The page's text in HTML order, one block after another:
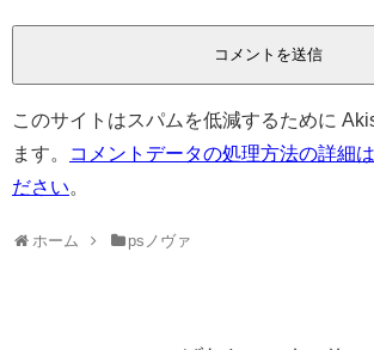
このサイトはスパムを低減するために
ます。
コメントデータの処理方法の詳細
ださい。
ホーム psノヴァ